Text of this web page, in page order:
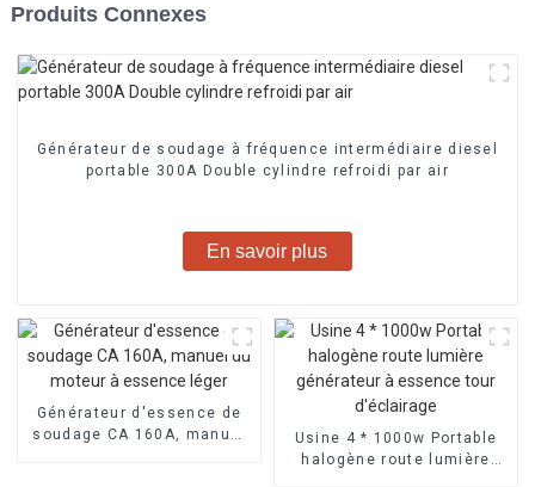
Produits Connexes
Générateur de soudage à fréquence intermédiaire diesel
portable 300A Double cylindre refroidi par air
En savoir plus
Générateur d'essence de
soudage CA 160A, manuel
Usine 4 * 1000w Portable
halogène route lumière